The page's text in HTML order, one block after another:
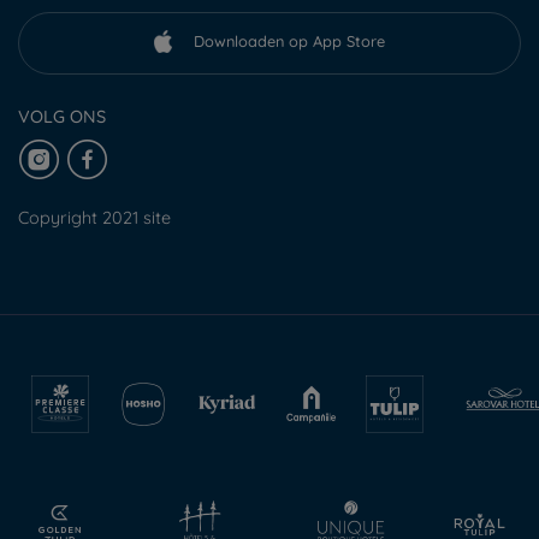
Downloaden op App Store
VOLG ONS
Copyright 2021 site